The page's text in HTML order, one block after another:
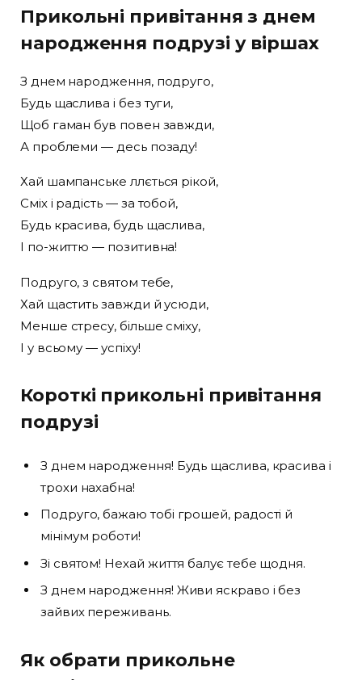
Прикольні привітання з днем
народження подрузі у віршах
З днем народження, подруго,
Будь щаслива і без туги,
Щоб гаман був повен завжди,
А проблеми — десь позаду!
Хай шампанське ллється рікой,
Сміх і радість — за тобой,
Будь красива, будь щаслива,
І по-життю — позитивна!
Подруго, з святом тебе,
Хай щастить завжди й усюди,
Менше стресу, більше сміху,
І у всьому — успіху!
Короткі прикольні привітання
подрузі
З днем народження! Будь щаслива, красива і
трохи нахабна!
Подруго, бажаю тобі грошей, радості й
мінімум роботи!
Зі святом! Нехай життя балує тебе щодня.
З днем народження! Живи яскраво і без
зайвих переживань.
Як обрати прикольне